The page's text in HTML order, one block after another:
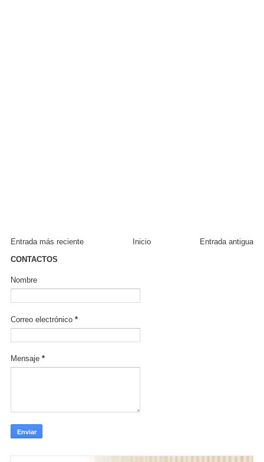
Entrada más reciente Entrada antigua
Inicio
CONTACTOS
Nombre
Correo electrónico *
Mensaje *